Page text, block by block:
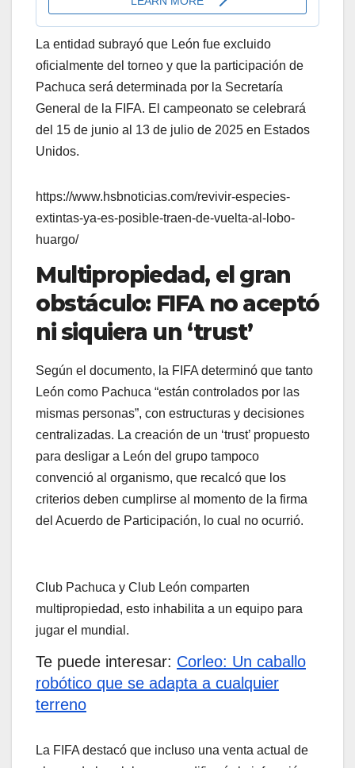
La entidad subrayó que León fue excluido
oficialmente del torneo y que la participación de
Pachuca será determinada por la Secretaría
General de la FIFA. El campeonato se celebrará
del 15 de junio al 13 de julio de 2025 en Estados
Unidos.
https://www.hsbnoticias.com/revivir-especies-
extintas-ya-es-posible-traen-de-vuelta-al-lobo-
huargo/
Multipropiedad, el gran
obstáculo: FIFA no aceptó
ni siquiera un ‘trust’
Según el documento, la FIFA determinó que tanto
León como Pachuca “están controlados por las
mismas personas”, con estructuras y decisiones
centralizadas. La creación de un ‘trust’ propuesto
para desligar a León del grupo tampoco
convenció al organismo, que recalcó que los
criterios deben cumplirse al momento de la firma
del Acuerdo de Participación, lo cual no ocurrió.
Club Pachuca y Club León comparten
multipropiedad, esto inhabilita a un equipo para
jugar el mundial.
Te puede interesar: Corleo: Un caballo
robótico que se adapta a cualquier
terreno
La FIFA destacó que incluso una venta actual de